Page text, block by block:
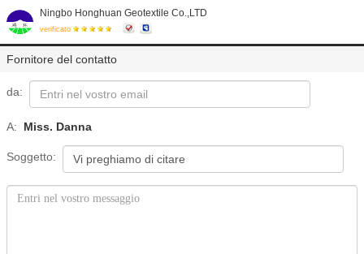
Ningbo Honghuan Geotextile Co.,LTD
verificato
Fornitore del contatto
da:
A: Miss. Danna
Soggetto: